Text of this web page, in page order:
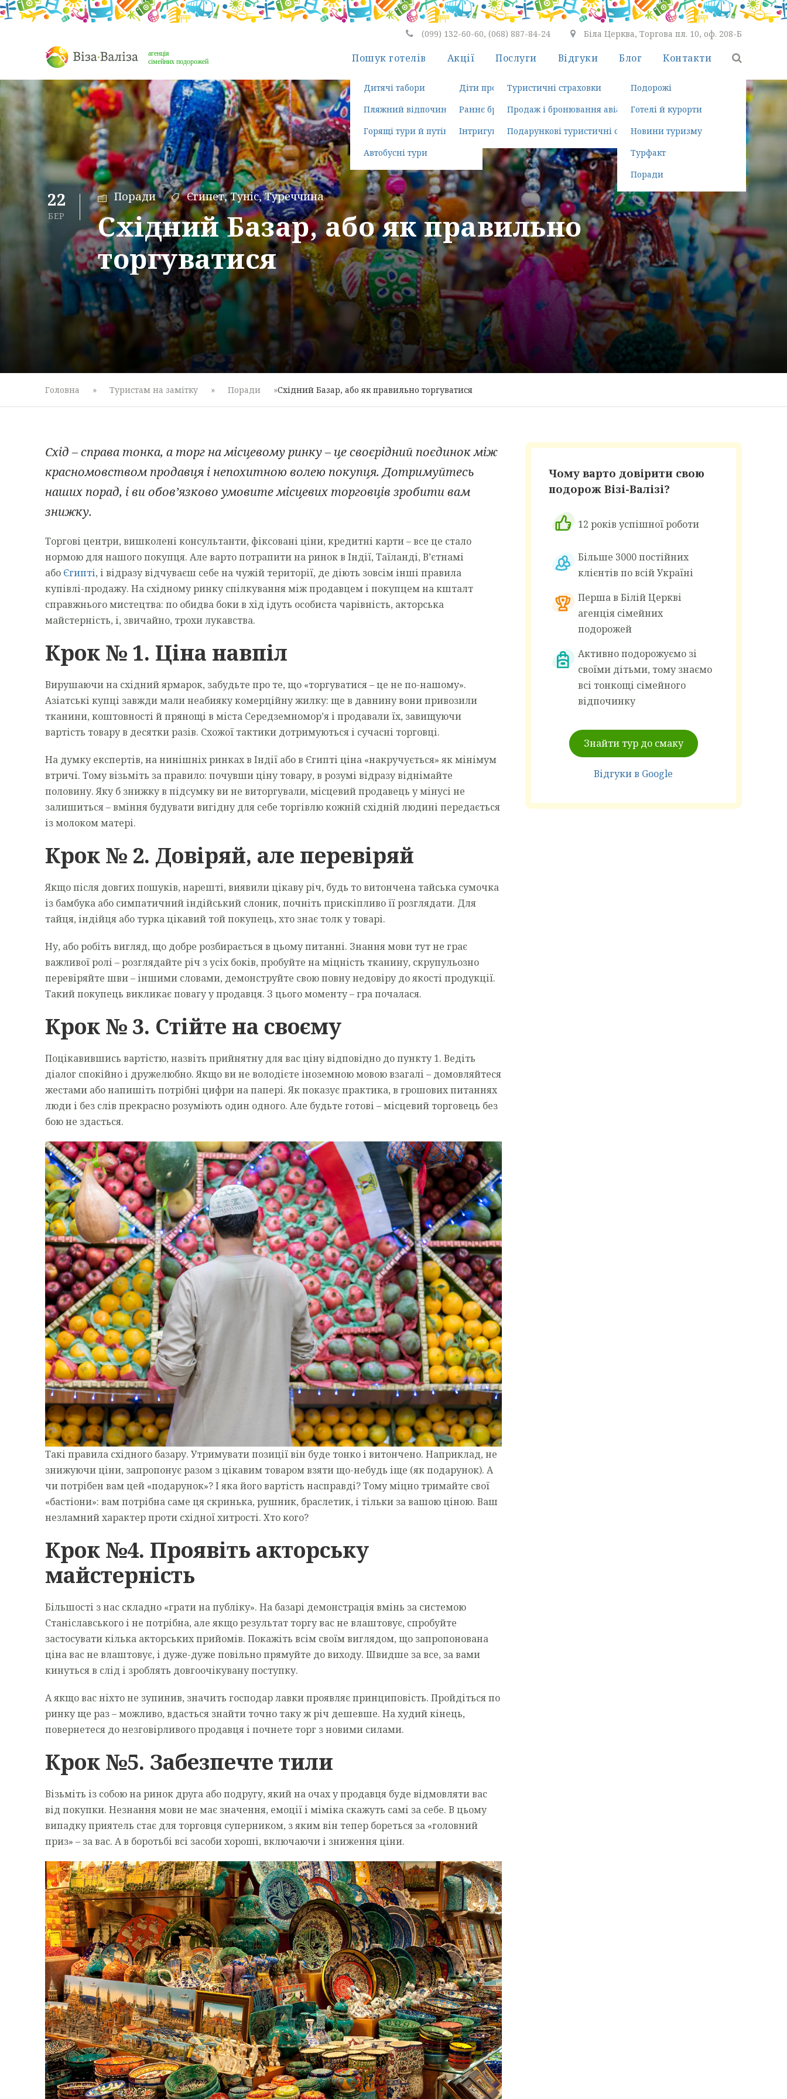
(099) 132-60-60, (068) 887-84-24 Біла Церква, Торгова пл. 10, оф. 208-Б
Пошук готелів
Дитячі табори
Пляжний відпочинок
Горящі тури й путівки
Автобусні тури
Акції
Діти проживають безкоштовно
Раннє бронювання турів
Інтригуюча поїздка
Послуги
Туристичні страховки
Продаж і бронювання авіаквитків
Подарункові туристичні сертифікати
Відгуки Блог
Подорожі
Готелі й курорти
Новини туризму
Турфакт
Поради
Контакти
22
БЕР
Поради Єгипет, Туніс, Туреччина
Східний Базар, або як правильно
торгуватися
Головна » Туристам на замітку » Поради »Східний Базар, або як правильно торгуватися
Схід – справа тонка, а торг на місцевому ринку – це своєрідний поєдинок між
красномовством продавця і непохитною волею покупця. Дотримуйтесь
наших порад, і ви обов’язково умовите місцевих торговців зробити вам
знижку.
Торгові центри, вишколені консультанти, фіксовані ціни, кредитні карти – все це стало
нормою для нашого покупця. Але варто потрапити на ринок в Індії, Таїланді, В’єтнамі
або Єгипті, і відразу відчуваєш себе на чужій території, де діють зовсім інші правила
купівлі-продажу. На східному ринку спілкування між продавцем і покупцем на кшталт
справжнього мистецтва: по обидва боки в хід ідуть особиста чарівність, акторська
майстерність, і, звичайно, трохи лукавства.
Крок № 1. Ціна навпіл
Вирушаючи на східний ярмарок, забудьте про те, що «торгуватися – це не по-нашому».
Азіатські купці завжди мали неабияку комерційну жилку: ще в давнину вони привозили
тканини, коштовності й прянощі в міста Середземномор’я і продавали їх, завищуючи
вартість товару в десятки разів. Схожої тактики дотримуються і сучасні торговці.
На думку експертів, на нинішніх ринках в Індії або в Єгипті ціна «накручується» як мінімум
втричі. Тому візьміть за правило: почувши ціну товару, в розумі відразу віднімайте
половину. Яку б знижку в підсумку ви не виторгували, місцевий продавець у мінусі не
залишиться – вміння будувати вигідну для себе торгівлю кожній східній людині передається
із молоком матері.
Крок № 2. Довіряй, але перевіряй
Якщо після довгих пошуків, нарешті, виявили цікаву річ, будь то витончена тайська сумочка
із бамбука або симпатичний індійський слоник, почніть прискіпливо її розглядати. Для
тайця, індійця або турка цікавий той покупець, хто знає толк у товарі.
Ну, або робіть вигляд, що добре розбирається в цьому питанні. Знання мови тут не грає
важливої ролі – розглядайте річ з усіх боків, пробуйте на міцність тканину, скрупульозно
перевіряйте шви – іншими словами, демонструйте свою повну недовіру до якості продукції.
Такий покупець викликає повагу у продавця. З цього моменту – гра почалася.
Крок № 3. Стійте на своєму
Поцікавившись вартістю, назвіть прийнятну для вас ціну відповідно до пункту 1. Ведіть
діалог спокійно і дружелюбно. Якщо ви не володієте іноземною мовою взагалі – домовляйтеся
жестами або напишіть потрібні цифри на папері. Як показує практика, в грошових питаннях
люди і без слів прекрасно розуміють один одного. Але будьте готові – місцевий торговець без
бою не здасться.
Такі правила східного базару. Утримувати позиції він буде тонко і витончено. Наприклад, не
знижуючи ціни, запропонує разом з цікавим товаром взяти що-небудь іще (як подарунок). А
чи потрібен вам цей «подарунок»? І яка його вартість насправді? Тому міцно тримайте свої
«бастіони»: вам потрібна саме ця скринька, рушник, браслетик, і тільки за вашою ціною. Ваш
незламний характер проти східної хитрості. Хто кого?
Крок №4. Проявіть акторську
майстерність
Більшості з нас складно «грати на публіку». На базарі демонстрація вмінь за системою
Станіславського і не потрібна, але якщо результат торгу вас не влаштовує, спробуйте
застосувати кілька акторських прийомів. Покажіть всім своїм виглядом, що запропонована
ціна вас не влаштовує, і дуже-дуже повільно прямуйте до виходу. Швидше за все, за вами
кинуться в слід і зроблять довгоочікувану поступку.
А якщо вас ніхто не зупинив, значить господар лавки проявляє принциповість. Пройдіться по
ринку ще раз – можливо, вдасться знайти точно таку ж річ дешевше. На худий кінець,
повернетеся до незговірливого продавця і почнете торг з новими силами.
Крок №5. Забезпечте тили
Візьміть із собою на ринок друга або подругу, який на очах у продавця буде відмовляти вас
від покупки. Незнання мови не має значення, емоції і міміка скажуть самі за себе. В цьому
випадку приятель стає для торговця суперником, з яким він тепер бореться за «головний
приз» – за вас. А в боротьбі всі засоби хороші, включаючи і зниження ціни.
Чому варто довірити свою
подорож Візі-Валізі?
12 років успішної роботи
Більше 3000 постійних
клієнтів по всій Україні
Перша в Білій Церкві
агенція сімейних
подорожей
Активно подорожуємо зі
своїми дітьми, тому знаємо
всі тонкощі сімейного
відпочинку
Знайти тур до смаку
Відгуки в Google